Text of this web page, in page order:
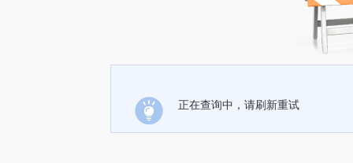
正在查询中，请刷新重试